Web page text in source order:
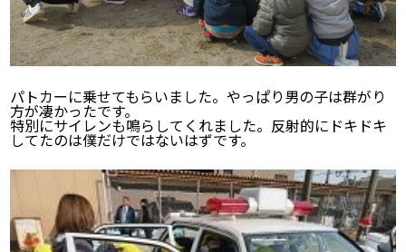
パトカーに乗せてもらいました。やっぱり男の子は群がり
方が凄かったです。
特別にサイレンも鳴らしてくれました。反射的にドキドキ
してたのは僕だけではないはずです。